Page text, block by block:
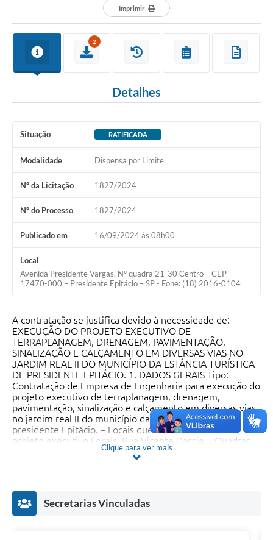
Imprimir
2
Detalhes
Situação RATIFICADA
Modalidade Dispensa por Limite
Nº da Licitação 1827/2024
Nº do Processo 1827/2024
Publicado em 16/09/2024 às 08h00
Local
Avenida Presidente Vargas, N° quadra 21-30 Centro – CEP
17470-000 – Presidente Epitácio – SP - Fone: (18) 2016-0104
A contratação se justifica devido à necessidade de:
EXECUÇÃO DO PROJETO EXECUTIVO DE
TERRAPLANAGEM, DRENAGEM, PAVIMENTAÇÃO,
SINALIZAÇÃO E CALÇAMENTO EM DIVERSAS VIAS NO
JARDIM REAL II DO MUNICÍPIO DA ESTÂNCIA TURÍSTICA
DE PRESIDENTE EPITÁCIO. 1. DADOS GERAIS Tipo:
Contratação de Empresa de Engenharia para execução do
projeto executivo de terraplanagem, drenagem,
pavimentação, sinalização e calçamento em diversas vias
no jardim real II do município da estância turística de
presidente Epitácio. – Locais que deverão constar no
projeto executivo Locais: Rua Vicente Dassie = Quadras
13 / 15 / 17 Rua Horita Massofume = Quadras 11 / 15 /
17 Rua Gonçalo Miranda = Quadras 11 / 15 / 17 Rua
Quadras 33 / 34 / 35 Contratante: Prefeitura Municipal da
Estância Turística de Presidente Epitácio. 2. OBJETIVOS
Contratação de Empresa Engenharia para execução do
Clique para ver mais
Secretarias Vinculadas